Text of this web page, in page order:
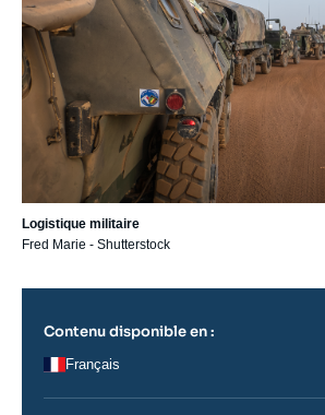
Logistique militaire
Fred Marie - Shutterstock
Contenu disponible en :
Français